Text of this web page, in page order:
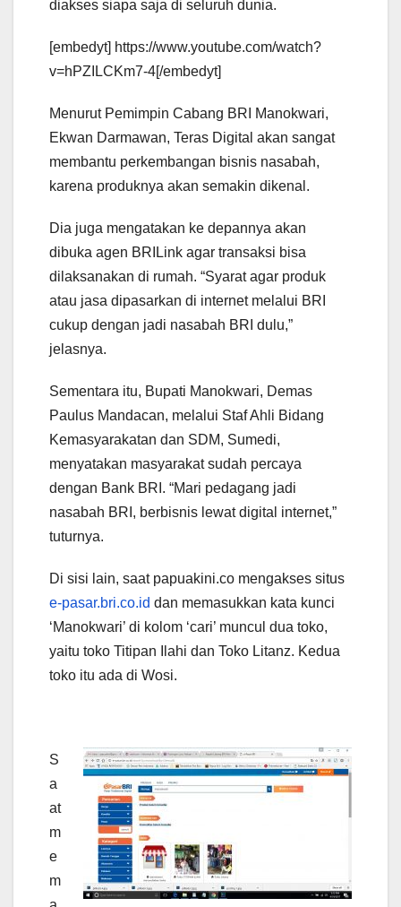
diakses siapa saja di seluruh dunia.
[embedyt] https://www.youtube.com/watch?
v=hPZILCKm7-4[/embedyt]
Menurut Pemimpin Cabang BRI Manokwari,
Ekwan Darmawan, Teras Digital akan sangat
membantu perkembangan bisnis nasabah,
karena produknya akan semakin dikenal.
Dia juga mengatakan ke depannya akan
dibuka agen BRILink agar transaksi bisa
dilaksanakan di rumah. “Syarat agar produk
atau jasa dipasarkan di internet melalui BRI
cukup dengan jadi nasabah BRI dulu,”
jelasnya.
Sementara itu, Bupati Manokwari, Demas
Paulus Mandacan, melalui Staf Ahli Bidang
Kemasyarakatan dan SDM, Sumedi,
menyatakan masyarakat sudah percaya
dengan Bank BRI. “Mari pedagang jadi
nasabah BRI, berbisnis lewat digital internet,”
tuturnya.
Di sisi lain, saat papuakini.co mengakses situs
e-pasar.bri.co.id dan memasukkan kata kunci
‘Manokwari’ di kolom ‘cari’ muncul dua toko,
yaitu toko Titipan Ilahi dan Toko Litanz. Kedua
toko itu ada di Wosi.
S
a
at
m
e
m